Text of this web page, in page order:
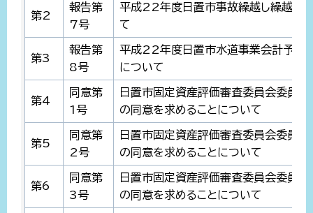
第2
報告第
7号
平成22年度日置市事故繰越し繰越計
て
第3
報告第
8号
平成22年度日置市水道事業会計予算
について
第4
同意第
1号
日置市固定資産評価審査委員会委員
の同意を求めることについて
第5
同意第
2号
日置市固定資産評価審査委員会委員
の同意を求めることについて
第6
同意第
3号
日置市固定資産評価審査委員会委員
の同意を求めることについて